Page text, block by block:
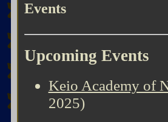
Events
Upcoming Events
Keio Academy of
2025)